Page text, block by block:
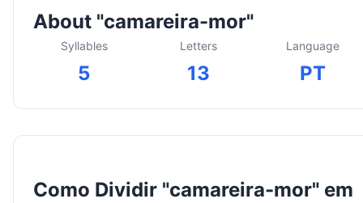
About "camareira-mor"
Syllables
5
Letters
13
Language
PT
Como Dividir "camareira-mor" em